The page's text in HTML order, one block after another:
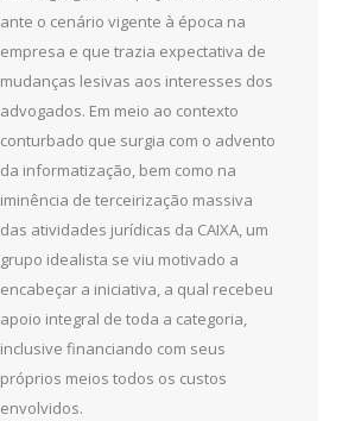
ante o cenário vigente à época na
empresa e que trazia expectativa de
mudanças lesivas aos interesses dos
advogados. Em meio ao contexto
conturbado que surgia com o advento
da informatização, bem como na
iminência de terceirização massiva
das atividades jurídicas da CAIXA, um
grupo idealista se viu motivado a
encabeçar a iniciativa, a qual recebeu
apoio integral de toda a categoria,
inclusive financiando com seus
próprios meios todos os custos
envolvidos.